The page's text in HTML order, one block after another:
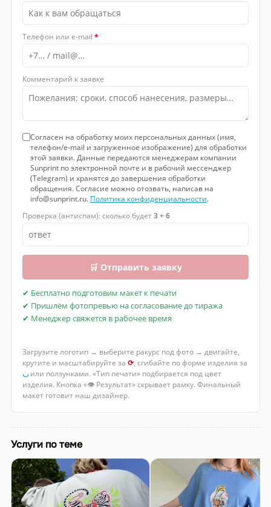
Телефон или e-mail *
Комментарий к заявке
Согласен на обработку моих персональных данных (имя,
телефон/e-mail и загруженное изображение) для обработки
этой заявки. Данные передаются менеджерам компании
Sunprint по электронной почте и в рабочий мессенджер
(Telegram) и хранятся до завершения обработки
обращения. Согласие можно отозвать, написав на
info@sunprint.ru. Политика конфиденциальности.
Проверка (антиспам): сколько будет3 + 6
🛒 Отправить заявку
✔ Бесплатно подготовим макет к печати
✔ Пришлём фотопревью на согласование до тиража
✔ Менеджер свяжется в рабочее время
Загрузите логотип → выберите ракурс под фото → двигайте,
крутите и масштабируйте за ⟳, сгибайте по форме изделия за
◡или ползунками. «Тип печати» подбирается под цвет
изделия. Кнопка «👁 Результат» скрывает рамку. Финальный
макет готовит наш дизайнер.
Услуги по теме